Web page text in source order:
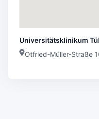
Universitätsklinikum
Otfried-Müller-Straße